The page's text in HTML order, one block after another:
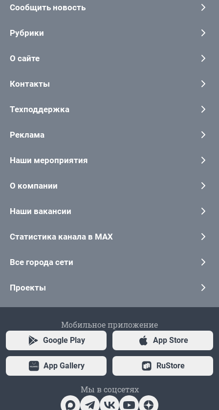
Сообщить новость
Рубрики
О сайте
Контакты
Техподдержка
Реклама
Наши мероприятия
О компании
Наши вакансии
Статистика канала в MAX
Все города сети
Проекты
Мобильное приложение
Google Play App Store
App Gallery RuStore
Мы в соцсетях